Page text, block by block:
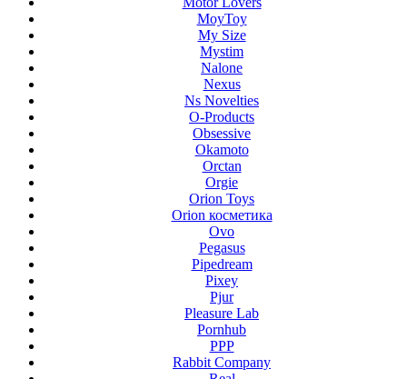
MoyToy
My Size
Mystim
Nalone
Nexus
Ns Novelties
O-Products
Obsessive
Okamoto
Orctan
Orgie
Orion Toys
Orion косметика
Ovo
Pegasus
Pipedream
Pixey
Pjur
Pleasure Lab
Pornhub
PPP
Rabbit Company